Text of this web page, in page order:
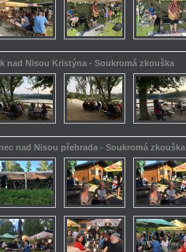
nad Nisou Kristýna - Soukromá zkouška
nad Nisou přehrada - Soukromá zkouška